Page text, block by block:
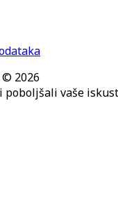
2026
vaše